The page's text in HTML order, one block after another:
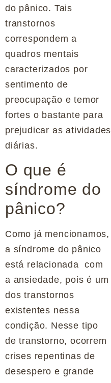
do pânico. Tais
transtornos
correspondem a
quadros mentais
caracterizados por
sentimento de
preocupação e temor
fortes o bastante para
prejudicar as atividades
diárias.
O que é
síndrome do
pânico?
Como já mencionamos,
a síndrome do pânico
está relacionada com
a ansiedade, pois é um
dos transtornos
existentes nessa
condição. Nesse tipo
de transtorno, ocorrem
crises repentinas de
desespero e grande